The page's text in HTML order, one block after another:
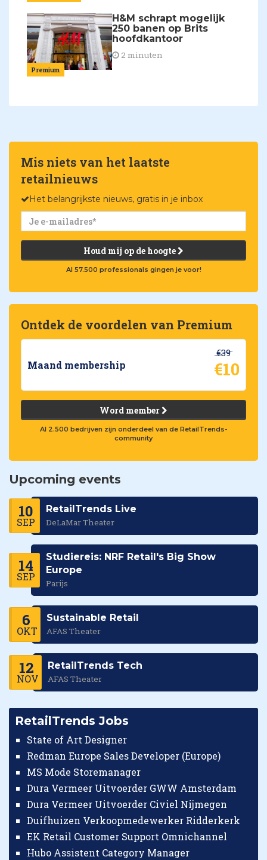
Premium
H&M schrapt mogelijk
250 banen op Brits
hoofdkantoor
2 minuten
Mis niets van het laatste
retailnieuws
Het belangrijkste nieuws, gratis in je inbox
Houd mij op de hoogte
Al 57.500 professionals gingen je voor!
Ontdek de voordelen van Premium
Maand membership
€39
€10
Word member
Al 2.500 bedrijven zijn onderdeel van de RetailTrends-
community
Upcoming events
10
SEP
RetailTrends Live
DeLaMar Theater
14
SEP
Studiereis: NRF Retail's Big Show
Europe
Parijs
6
OKT
Sustainable Retail
AFAS Theater
12
NOV
RetailTrends Tech
AFAS Theater
RetailTrends Jobs
State of Art Designer
Redman Europe Sales Developer (Europe)
MS Mode Storemanager
Dura Vermeer Uitvoerder GWW Amsterdam
Dura Vermeer Uitvoerder Civiel Nijmegen
Duifhuizen Verkoopmedewerker Ridderkerk
EK Retail Customer Support Omnichannel
Hubo Assistent Category Manager